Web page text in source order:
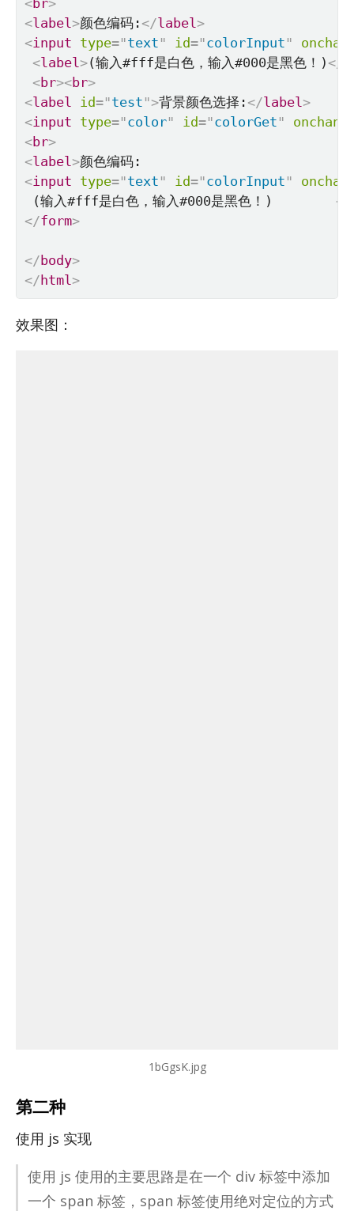
<br>
<label>颜色编码: </label>
<input type="text " id="colorInput "
<label>(输入#fff是白色，输入#000是黑色！) </
<br><br>
<label id="test ">背景颜色选择: </label>
<input type="color" id="colorGet "
<br>
<label>
<input type="text " id="colorInput "
(输入#fff是白色，输入#000是黑色！) </
</form>
</ body>
</ html>
效果图：
1bGgsK.jpg
第二种
使用 js 实现
使用 js 使用的主要思路是在一个 div 标签中添加
一个 span 标签，span 标签使用绝对定位的方式